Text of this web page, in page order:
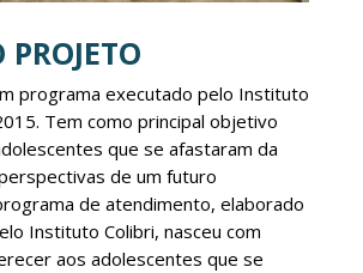
PROJETO
programa executado pelo Instituto
Tem como principal objetivo
que se afastaram da
de um futuro
de atendimento, elaborado
Instituto Colibri, nasceu com
aos adolescentes que se